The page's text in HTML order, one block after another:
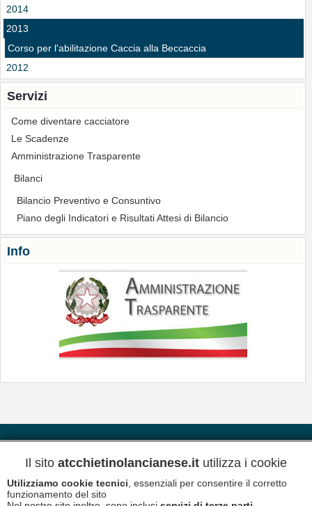
2014
2013
Corso per l'abilitazione Caccia alla Beccaccia
2012
Servizi
Come diventare cacciatore
Le Scadenze
Amministrazione Trasparente
Bilanci
Bilancio Preventivo e Consuntivo
Piano degli Indicatori e Risultati Attesi di Bilancio
Info
Newsletter Informativa Privacy
Il sito atcchietinolancianese.it utilizza i cookie
Utilizziamo cookie tecnici , essenziali per consentire il corretto
funzionamento del sito